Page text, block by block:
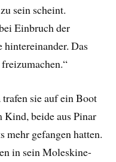
sein scheint.
Einbruch der
Das
sie auf ein Boot
beide aus Pinar
mehr gefangen hatten.
in sein Moleskine-